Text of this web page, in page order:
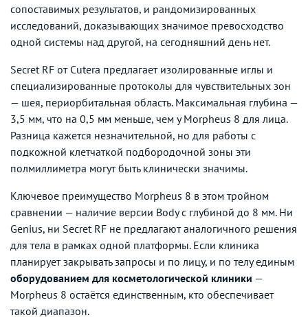
сопоставимых результатов, и рандомизированных
исследований, доказывающих значимое превосходство
одной системы над другой, на сегодняшний день нет.
Secret RF от Cutera предлагает изолированные иглы и
специализированные протоколы для чувствительных зон
— шея, периорбитальная область. Максимальная глубина —
3,5 мм, что на 0,5 мм меньше, чем у Morpheus 8 для лица.
Разница кажется незначительной, но для работы с
подкожной клетчаткой подбородочной зоны эти
полмиллиметра могут быть клинически значимы.
Ключевое преимущество Morpheus 8 в этом тройном
сравнении — наличие версии Body с глубиной до 8 мм. Ни
Genius, ни Secret RF не предлагают аналогичного решения
для тела в рамках одной платформы. Если клиника
планирует закрывать запросы и по лицу, и по телу единым
оборудованием для косметологической клиники —
Morpheus 8 остаётся единственным, кто обеспечивает
такой диапазон.